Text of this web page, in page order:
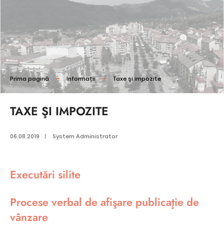
Prima pagină Informații Taxe şi impozite
TAXE ŞI IMPOZITE
06.08.2019 | System Administrator
Executări silite
Procese verbal de afişare publicaţie de
vânzare